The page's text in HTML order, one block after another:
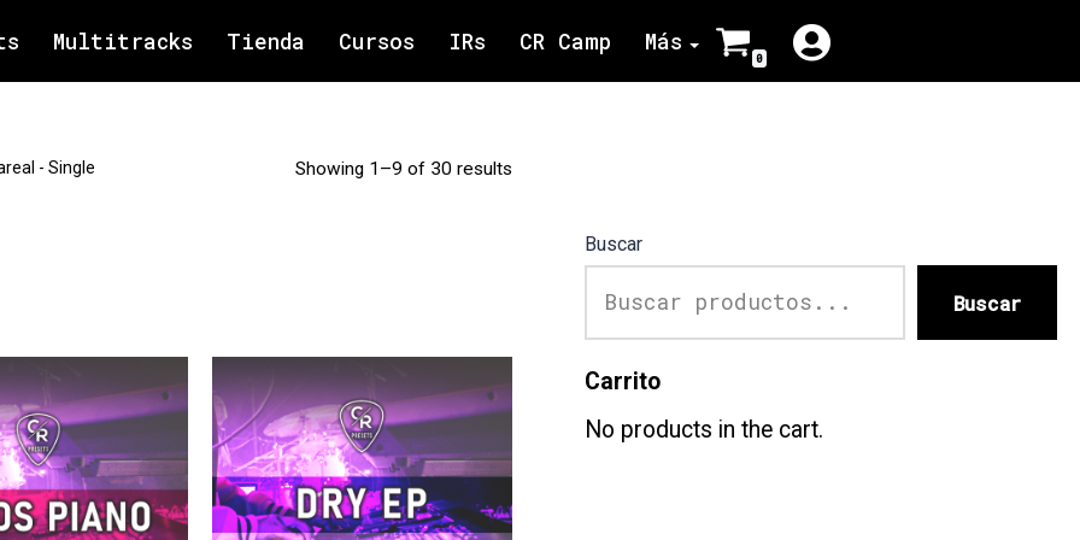
Multitracks Tienda Cursos IRs CR Camp Más
0
- Single Showing 1–9 of 30 results
Buscar
Buscar
Carrito
No products in the cart.